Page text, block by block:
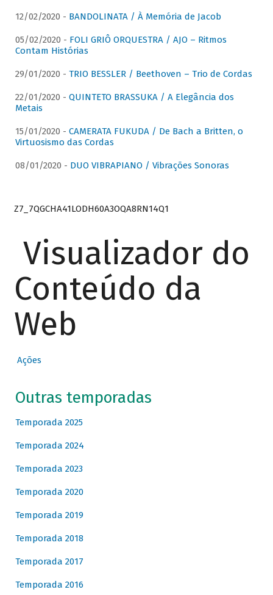
12/02/2020 - BANDOLINATA / À Memória de Jacob
05/02/2020 - FOLI GRIÔ ORQUESTRA / AJO – Ritmos
Contam Histórias
29/01/2020 - TRIO BESSLER / Beethoven – Trio de Cordas
22/01/2020 - QUINTETO BRASSUKA / A Elegância dos
Metais
15/01/2020 - CAMERATA FUKUDA / De Bach a Britten, o
Virtuosismo das Cordas
08/01/2020 - DUO VIBRAPIANO / Vibrações Sonoras
Z7_7QGCHA41LODH60A3OQA8RN14Q1
Visualizador do
Conteúdo da
Web
Ações
Outras temporadas
Temporada 2025
Temporada 2024
Temporada 2023
Temporada 2020
Temporada 2019
Temporada 2018
Temporada 2017
Temporada 2016